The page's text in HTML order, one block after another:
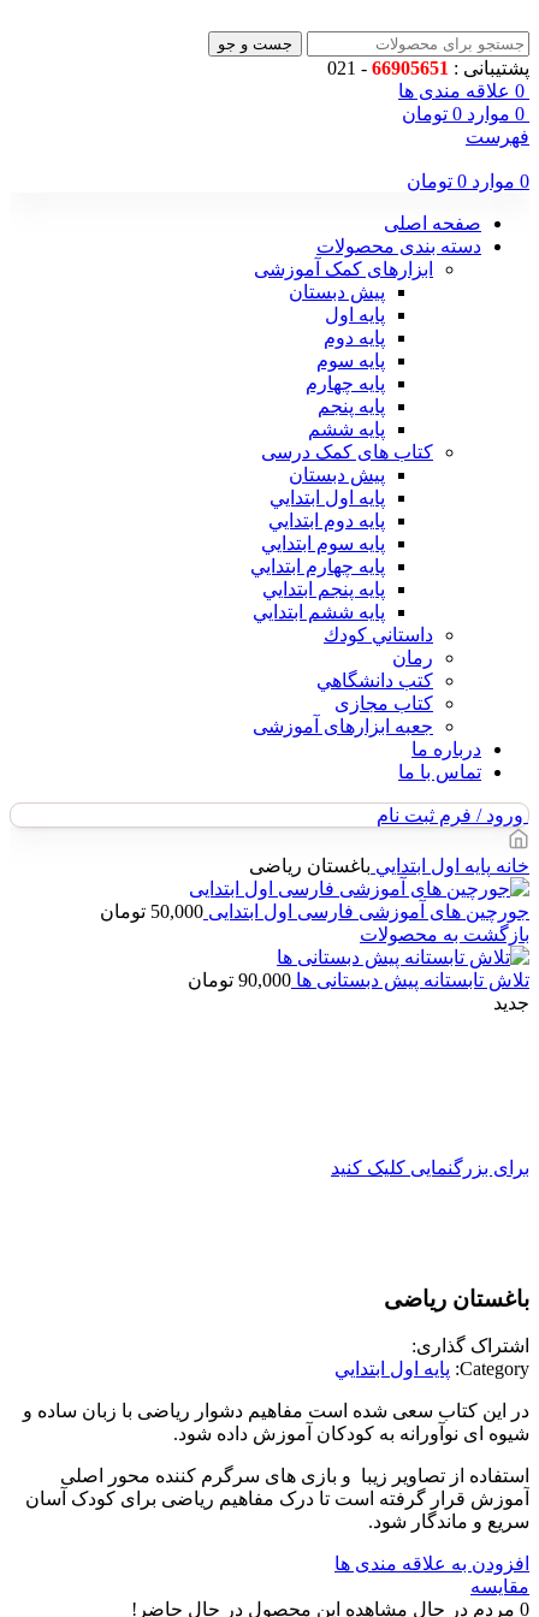
جست و جو
پشتیبانی : 66905651
- 021
0 علاقه مندی ها
0 موارد 0 تومان
فهرست
0 موارد 0 تومان
صفحه اصلی
دسته بندی محصولات
ابزارهای کمک آموزشی
پیش دبستان
پایه اول
پایه دوم
پایه سوم
پایه چهارم
پايه پنجم
پایه ششم
کتاب های کمک درسی
پیش دبستان
پايه اول ابتدايي
پايه دوم ابتدايي
پايه سوم ابتدايي
پايه چهارم ابتدايي
پايه پنجم ابتدايي
پايه ششم ابتدايي
داستاني كودك
رمان
كتب دانشگاهي
کتاب مجازی
جعبه ابزارهای آموزشی
درباره ما
تماس با ما
ورود / فرم ثبت نام
خانه پايه اول ابتدايي باغستان ریاضی
جورچین های آموزشی فارسی اول ابتدایی 50,000 تومان
بازگشت به محصولات
تلاش تابستانه پیش دبستانی ها 90,000 تومان
جدید
برای بزرگنمایی کلیک کنید
باغستان ریاضی
اشتراک گذاری:
Category: پايه اول ابتدايي
در این کتاب سعی شده است مفاهیم دشوار ریاضی با زبان ساده و
شیوه ای نوآورانه به کودکان آموزش داده شود.
استفاده از تصاویر زیبا و بازی های سرگرم کننده محور اصلی
آموزش قرار گرفته است تا درک مفاهیم ریاضی برای کودک آسان
سریع و ماندگار شود.
افزودن به علاقه مندی ها
مقایسه
0 مردم در حال مشاهده این محصول در حال حاضر!